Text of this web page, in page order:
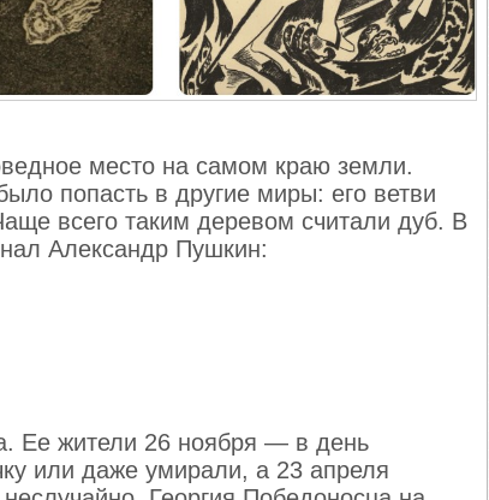
место на самом краю земли.
попасть в другие миры: его ветви
всего таким деревом считали дуб . В
Александр Пушкин :
Ее жители 26 ноября — в день
или даже умирали, а 23 апреля